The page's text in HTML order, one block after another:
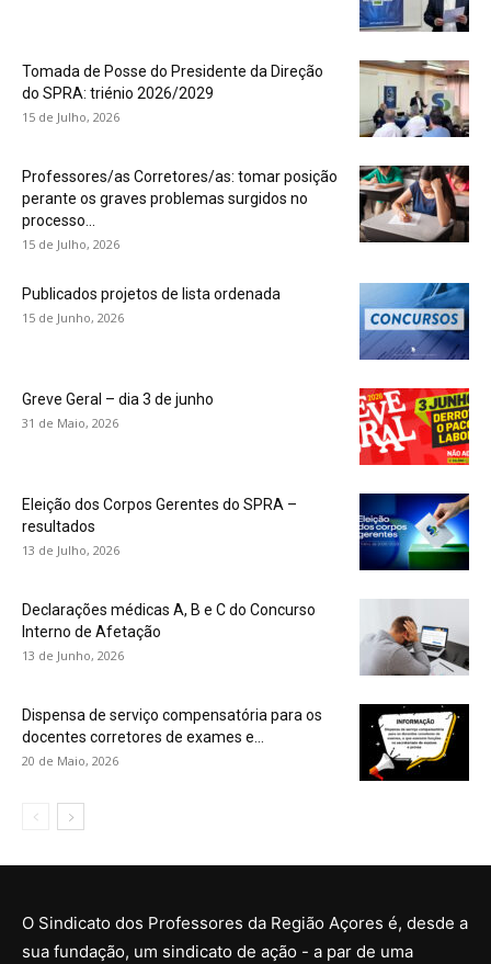
Tomada de Posse do Presidente da Direção
do SPRA: triénio 2026/2029
15 de Julho, 2026
Professores/as Corretores/as: tomar posição
perante os graves problemas surgidos no
processo...
15 de Julho, 2026
Publicados projetos de lista ordenada
15 de Junho, 2026
Greve Geral – dia 3 de junho
31 de Maio, 2026
Eleição dos Corpos Gerentes do SPRA –
resultados
13 de Julho, 2026
Declarações médicas A, B e C do Concurso
Interno de Afetação
13 de Junho, 2026
Dispensa de serviço compensatória para os
docentes corretores de exames e...
20 de Maio, 2026
O Sindicato dos Professores da Região Açores é, desde a
sua fundação, um sindicato de ação - a par de uma